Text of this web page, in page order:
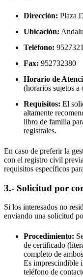
Dirección: Plaza
Ubicación:
Teléfono:
Fax: 952732380
Horario de
(horarios sujetos a
Requisitos: El
altamente
libro de familia
registrales.
En caso de preferir la
con el registro civil
requisitos específicos
3.- Solicitud por
Si los interesados no
enviando una solicitud
Procedimiento:
de certificado
completo de
Es imprescindible
teléfono de